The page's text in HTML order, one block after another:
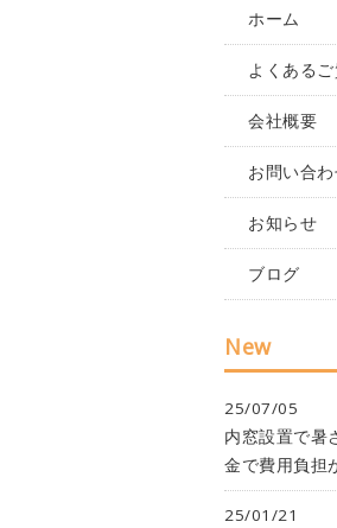
ホーム
よくある
会社概要
お問い合
お知らせ
ブログ
New
25/07/05
内窓設置で暑
金で費用負担
25/01/21